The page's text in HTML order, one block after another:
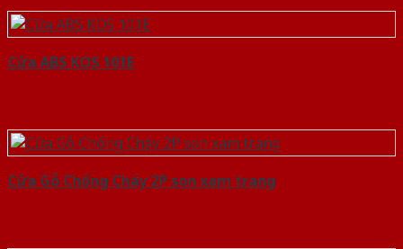
Cửa ABS KOS 101E
Cửa Gỗ Chống Cháy 2P son xam trang